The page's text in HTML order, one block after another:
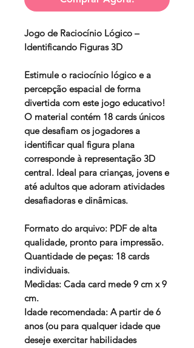
Jogo de Raciocínio Lógico –
Identificando Figuras 3D
Estimule o raciocínio lógico e a
percepção espacial de forma
divertida com este jogo educativo!
O material contém 18 cards únicos
que desafiam os jogadores a
identificar qual figura plana
corresponde à representação 3D
central. Ideal para crianças, jovens e
até adultos que adoram atividades
desafiadoras e dinâmicas.
Formato do arquivo: PDF de alta
qualidade, pronto para impressão.
Quantidade de peças: 18 cards
individuais.
Medidas: Cada card mede 9 cm x 9
cm.
Idade recomendada: A partir de 6
anos (ou para qualquer idade que
deseje exercitar habilidades